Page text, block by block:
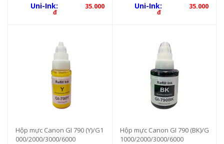
Uni-Ink:
35.000
đ
Uni-Ink:
35.000
đ
Hộp mực Canon GI 790 (Y)/G1
000/2000/3000/6000
Hộp mực Canon GI 790 (BK)/G
1000/2000/3000/6000